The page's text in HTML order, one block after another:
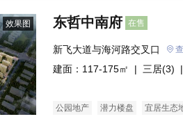
效果图 东哲中南府 在售
新飞大道与海河路交叉口
建面：117-175㎡ | 三居(3)
公园地产 潜力楼盘 宜居生态